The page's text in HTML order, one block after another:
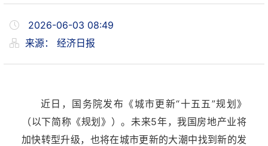
2026-06-03 08:49
来源： 经济日报
近日，国务院发布《城市更新“十五五”规划》
（以下简称《规划》）。未来5年，我国房地产业将
加快转型升级，也将在城市更新的大潮中找到新的发